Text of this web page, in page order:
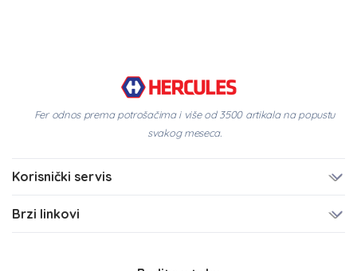
Fer odnos prema potrošačima i više od 3500 artikala na popustu
svakog meseca.
Korisnički servis
Brzi linkovi